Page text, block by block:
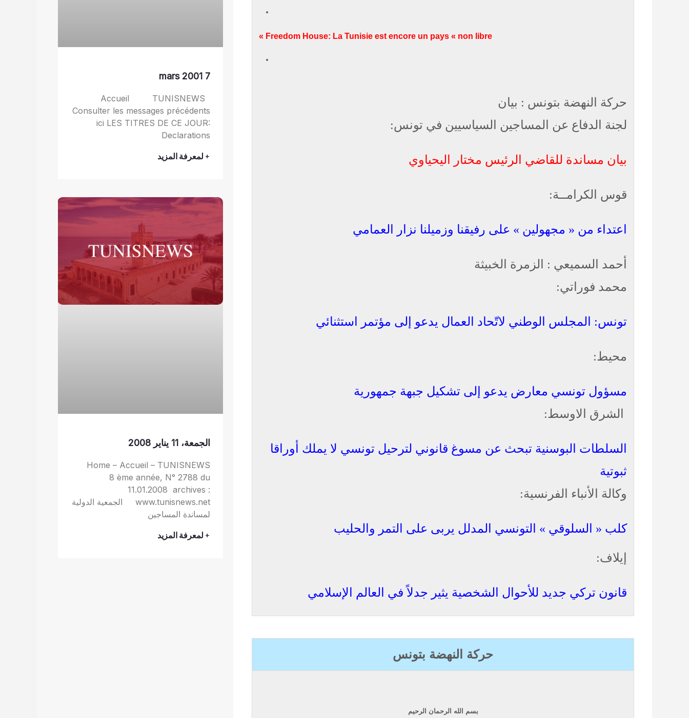
Freedom House: La Tunisie est encore un pays « non libre »
حركة النهضة بتونس : بيان
لجنة الدفاع عن المساجين السياسيين في تونس:
بيان مساندة للقاضي الرئيس مختار اليحياوي
قوس الكرامــة:
اعتداء من « مجهولين » على رفيقنا وزميلنا نزار العمامي
أحمد السميعي :
الزمرة الخبيثة
محمد فوراتي:
تونس: المجلس الوطني لاتّحاد العمال يدعو إلى مؤتمر استثنائي
محيط:
مسؤول تونسي معارض يدعو إلى تشكيل جبهة جمهورية
الشرق الاوسط:
السلطات البوسنية تبحث عن مسوغ قانوني لترحيل تونسي لا يملك أوراقا
ثبوتية
وكالة الأنباء الفرنسية:
كلب « السلوقي » التونسي المدلل يربى على التمر والحليب
إيلاف:
قانون تركي جديد للأحوال الشخصية يثير جدلاً في العالم الإسلامي
حركة النهضة بتونس
بسم الله الرحمان الرحيم
7 mars 2001
Accueil TUNISNEWS
Consulter les messages précédents
ici LES TITRES DE CE JOUR:
Declarations
+ لمعرفة المزيد
الجمعة، 11 يناير 2008
Home – Accueil – TUNISNEWS
8 ème année, N° 2788 du
11.01.2008 archives :
www.tunisnews.net الجمعية الدولية
لمساندة المساجين
+ لمعرفة المزيد